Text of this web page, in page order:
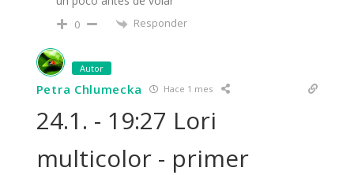
0 Responder
Autor
Petra Chlumecka Hace 1 mes
24.1. - 19:27 Lori
multicolor - primer